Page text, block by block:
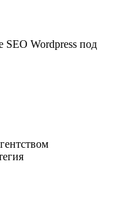
SEO Wordpress под